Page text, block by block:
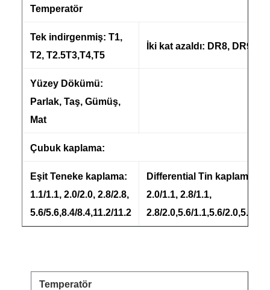
Temperatör
Tek indirgenmiş: T1,
T2, T2.5T3,T4,T5
İki kat azaldı: DR8, DR9,
Yüzey Dökümü:
Parlak, Taş, Gümüş,
Mat
Çubuk kaplama:
Eşit Teneke kaplama:
1.1/1.1, 2.0/2.0, 2.8/2.8,
5.6/5.6,8.4/8.4,11.2/11.2
Differential Tin kaplama:
2.0/1.1, 2.8/1.1,
2.8/2.0,5.6/1.1,5.6/2.0,5.6/
Temperatör